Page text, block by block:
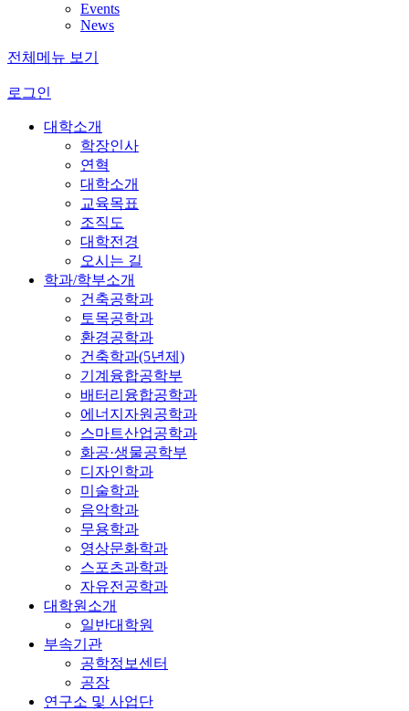
Events
News
전체메뉴 보기
로그인
대학소개
학장인사
연혁
대학소개
교육목표
조직도
대학전경
오시는 길
학과/학부소개
건축공학과
토목공학과
환경공학과
건축학과(5년제)
기계융합공학부
배터리융합공학과
에너지자원공학과
스마트산업공학과
화공·생물공학부
디자인학과
미술학과
음악학과
무용학과
영상문화학과
스포츠과학과
자유전공학과
대학원소개
일반대학원
부속기관
공학정보센터
공장
연구소 및 사업단